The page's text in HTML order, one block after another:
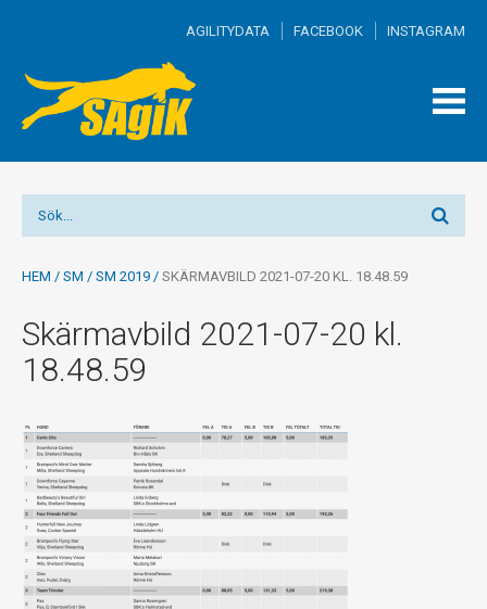
AGILITYDATA FACEBOOK INSTAGRAM
HEM / SM / SM 2019 / SKÄRMAVBILD 2021-07-20 KL. 18.48.59
Skärmavbild 2021-07-20 kl.
18.48.59